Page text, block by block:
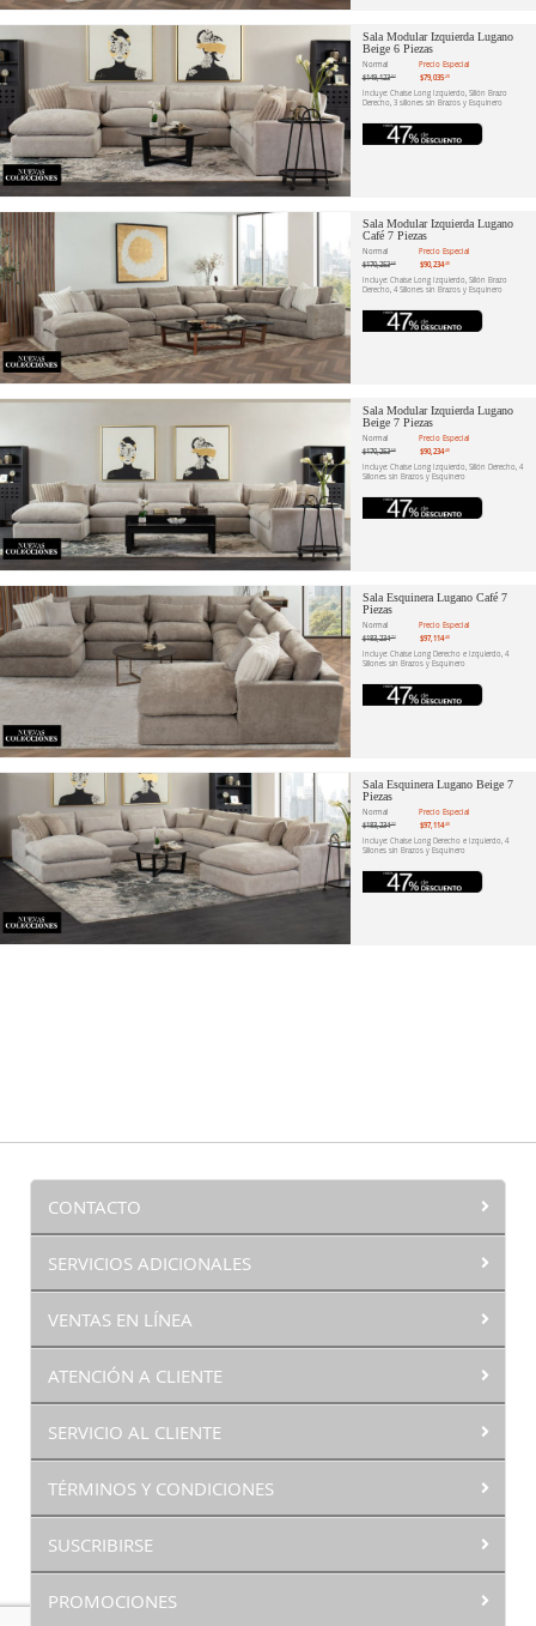
Sala Modular Izquierda Lugano
Beige 6 Piezas
Normal
$149,123.02
Precio Especial
$79,035.20
Incluye: Chaise Long Izquierdo, Sillón Brazo
Derecho, 3 sillones sin Brazos y Esquinero
Sala Modular Izquierda Lugano
Café 7 Piezas
Normal
$170,253.58
Precio Especial
$90,234.40
Incluye: Chaise Long Izquierdo, Sillón Brazo
Derecho, 4 Sillones sin Brazos y Esquinero
Sala Modular Izquierda Lugano
Beige 7 Piezas
Normal
$170,253.58
Precio Especial
$90,234.40
Incluye: Chaise Long Izquierdo, Sillón Derecho, 4
Sillones sin Brazos y Esquinero
Sala Esquinera Lugano Café 7
Piezas
Normal
$183,234.72
Precio Especial
$97,114.40
Incluye: Chaise Long Derecho e Izquierdo, 4
Sillones sin Brazos y Esquinero
Sala Esquinera Lugano Beige 7
Piezas
Normal
$183,234.72
Precio Especial
$97,114.40
Incluye: Chaise Long Derecho e Izquierdo, 4
Sillones sin Brazos y Esquinero
CONTACTO
SERVICIOS ADICIONALES
VENTAS EN LÍNEA
ATENCIÓN A CLIENTE
SERVICIO AL CLIENTE
TÉRMINOS Y CONDICIONES
SUSCRIBIRSE
PROMOCIONES